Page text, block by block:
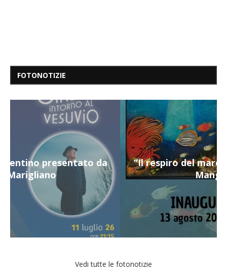
FOTONOTIZIE
“Il respiro del mare”, personale di Terry
Mangiatordi
Vedi tutte le fotonotizie